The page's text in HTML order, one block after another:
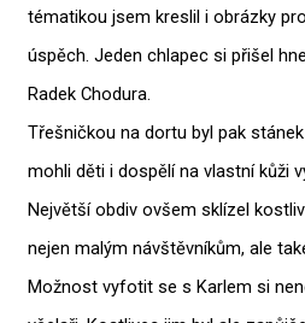
tématikou jsem kreslil i obrázky
úspěch. Jeden chlapec si přišel
Radek Chodura.
Třešničkou na dortu byl pak
mohli děti i dospělí na vlastní kůži
Největší obdiv ovšem sklízel
nejen malým návštěvníkům, ale
Možnost vyfotit se s Karlem si